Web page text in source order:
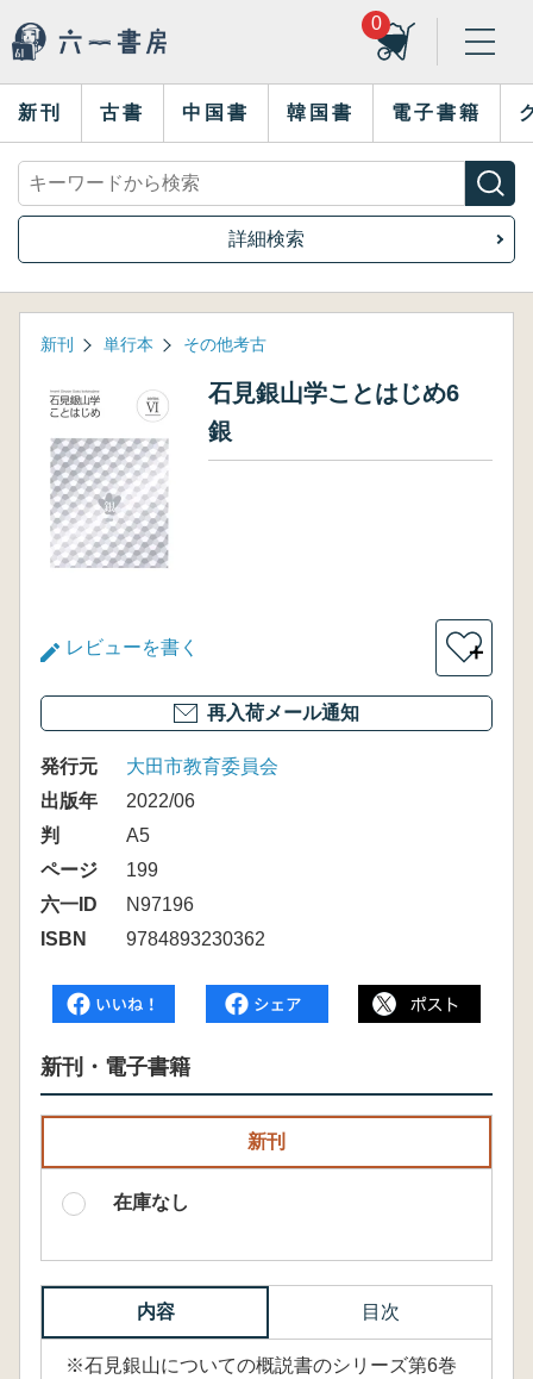
0
新刊 古書 中国書 韓国書 電子書籍
詳細検索
新刊 単行本 その他考古
石見銀山学ことはじめ6
銀
レビューを書く ＋
再入荷メール通知
発行元
大田市教育委員会
出版年
2022/06
判
A5
ページ
199
六一ID
N97196
ISBN
9784893230362
新刊・電子書籍
新刊
在庫なし
内容 目次
※石見銀山についての概説書のシリーズ第6巻